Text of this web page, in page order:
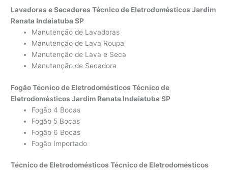
Lavadoras e Secadores Técnico de Eletrodomésticos Jardim
Renata Indaiatuba SP
Manutenção de Lavadoras
Manutenção de Lava Roupa
Manutenção de Lava e Seca
Manutenção de Secadora
Fogão Técnico de Eletrodomésticos Técnico de
Eletrodomésticos Jardim Renata Indaiatuba SP
Fogão 4 Bocas
Fogão 5 Bocas
Fogão 6 Bocas
Fogão Importado
Técnico de Eletrodomésticos Técnico de Eletrodomésticos